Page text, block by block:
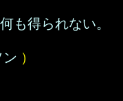
も得られない。
ン ）